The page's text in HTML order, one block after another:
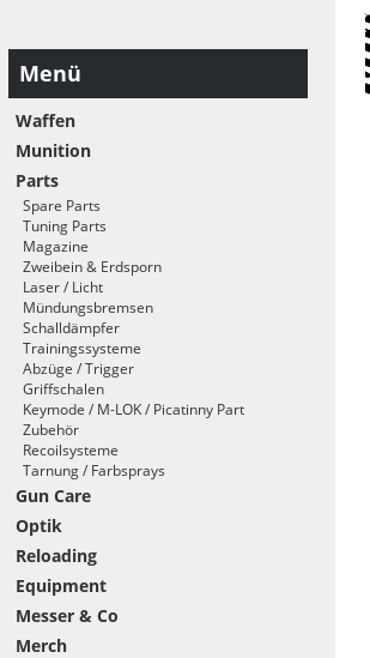
Menü
Waffen
Munition
Parts
Spare Parts
Tuning Parts
Magazine
Zweibein & Erdsporn
Laser / Licht
Mündungsbremsen
Schalldämpfer
Trainingssysteme
Abzüge / Trigger
Griffschalen
Keymode / M-LOK / Picatinny Part
Zubehör
Recoilsysteme
Tarnung / Farbsprays
Gun Care
Optik
Reloading
Equipment
Messer & Co
Merch